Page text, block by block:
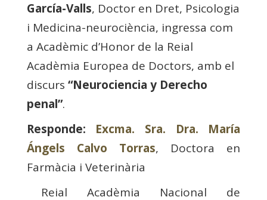
García-Valls, Doctor en Dret, Psicologia
i Medicina-neurociència, ingressa com
a Acadèmic d’Honor de la Reial
Acadèmia Europea de Doctors, amb el
discurs “Neurociencia y Derecho
penal”.
Responde:
Excma. Sra. Dra. María
Ángels Calvo Torras, Doctora en
Farmàcia i Veterinària
Reial Acadèmia Nacional de